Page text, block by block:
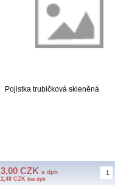
Pojistka trubičková skleněná
3,00 CZK s dph
2,48 CZK bez dph